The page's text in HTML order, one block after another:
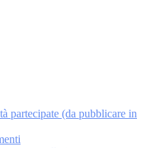
partecipate (da pubblicare in